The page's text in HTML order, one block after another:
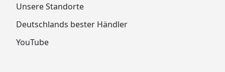
Unsere Standorte
Deutschlands bester Händler
YouTube